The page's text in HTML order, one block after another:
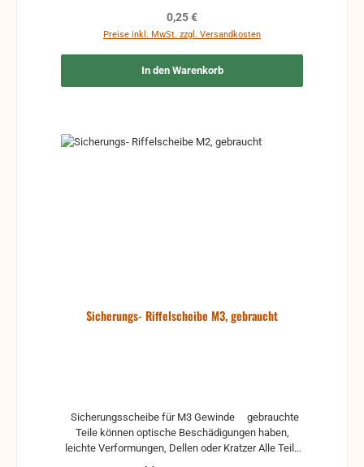
Regulärer Preis:
0,25 €
Preise inkl. MwSt. zzgl. Versandkosten
In den Warenkorb
Sicherungs- Riffelscheibe M3, gebraucht
Teile können optische Beschädigungen haben,
leichte Verformungen, Dellen oder Kratzer Alle Teile